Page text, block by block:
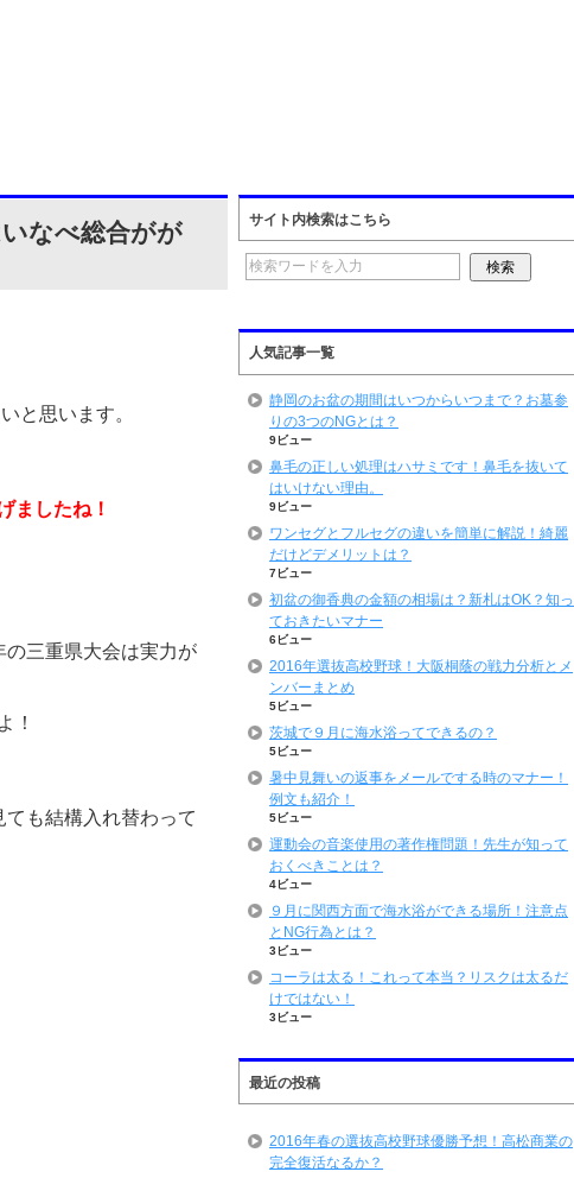
なべ総合がが
と思います。
ましたね！
三重県大会は実力が
！
も結構入れ替わって
サイト内検索はこちら
人気記事一覧
静岡のお盆の期間はいつからいつまで？お墓参
りの3つのNGとは？
9ビュー
鼻毛の正しい処理はハサミです！鼻毛を抜いて
はいけない理由。
9ビュー
ワンセグとフルセグの違いを簡単に解説！綺麗
だけどデメリットは？
7ビュー
初盆の御香典の金額の相場は？新札はOK？知っ
ておきたいマナー
6ビュー
2016年選抜高校野球！大阪桐蔭の戦力分析とメ
ンバーまとめ
5ビュー
茨城で９月に海水浴ってできるの？
5ビュー
暑中見舞いの返事をメールでする時のマナー！
例文も紹介！
5ビュー
運動会の音楽使用の著作権問題！先生が知って
おくべきことは？
4ビュー
９月に関西方面で海水浴ができる場所！注意点
とNG行為とは？
3ビュー
コーラは太る！これって本当？リスクは太るだ
けではない！
3ビュー
最近の投稿
2016年春の選抜高校野球優勝予想！高松商業の
完全復活なるか？